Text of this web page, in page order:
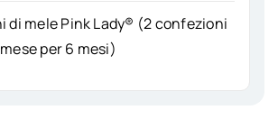
di mele Pink Lady® (2 confezioni
per 6 mesi)